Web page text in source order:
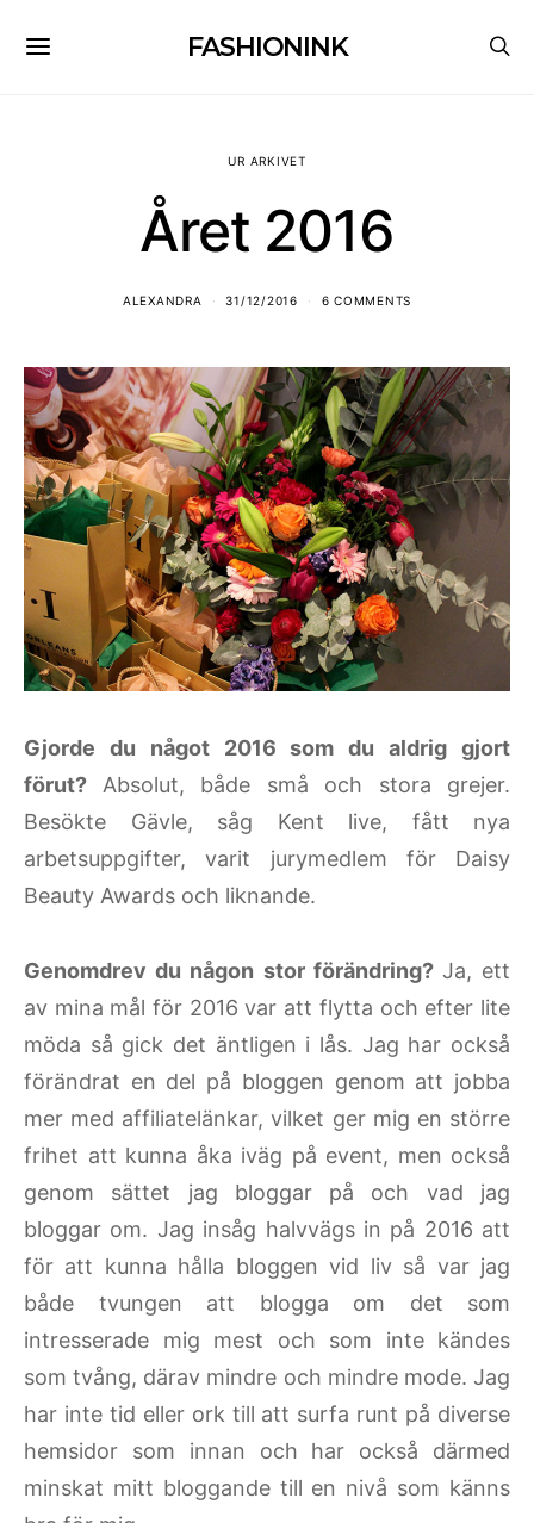
FASHIONINK
UR ARKIVET
Året 2016
ALEXANDRA 31/12/2016 6 COMMENTS
Gjorde du något 2016 som du aldrig gjort
förut? Absolut, både små och stora grejer.
Besökte Gävle, såg Kent live, fått nya
arbetsuppgifter, varit jurymedlem för Daisy
Beauty Awards och liknande.
Genomdrev du någon stor förändring? Ja, ett
av mina mål för 2016 var att flytta och efter lite
möda så gick det äntligen i lås. Jag har också
förändrat en del på bloggen genom att jobba
mer med affiliatelänkar, vilket ger mig en större
frihet att kunna åka iväg på event, men också
genom sättet jag bloggar på och vad jag
bloggar om. Jag insåg halvvägs in på 2016 att
för att kunna hålla bloggen vid liv så var jag
både tvungen att blogga om det som
intresserade mig mest och som inte kändes
som tvång, därav mindre och mindre mode. Jag
har inte tid eller ork till att surfa runt på diverse
hemsidor som innan och har också därmed
minskat mitt bloggande till en nivå som känns